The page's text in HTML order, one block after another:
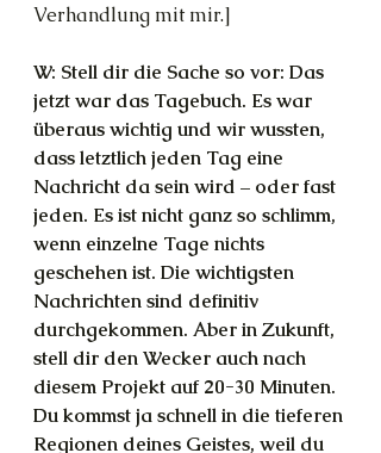
Verhandlung mit mir.]
W: Stell dir die Sache so vor: Das
jetzt war das Tagebuch. Es war
überaus wichtig und wir wussten,
dass letztlich jeden Tag eine
Nachricht da sein wird – oder fast
jeden. Es ist nicht ganz so schlimm,
wenn einzelne Tage nichts
geschehen ist. Die wichtigsten
Nachrichten sind definitiv
durchgekommen. Aber in Zukunft,
stell dir den Wecker auch nach
diesem Projekt auf 20-30 Minuten.
Du kommst ja schnell in die tieferen
Regionen deines Geistes, weil du